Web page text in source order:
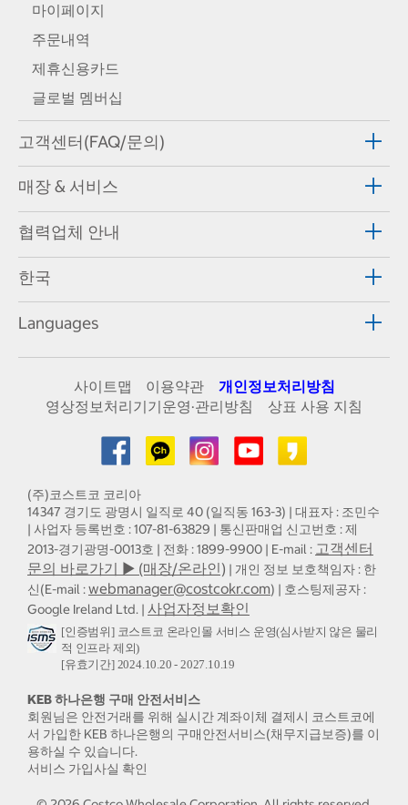
마이페이지
주문내역
제휴신용카드
글로벌 멤버십
고객센터(FAQ/문의)
매장 & 서비스
협력업체 안내
한국
Languages
사이트맵 이용약관
개인정보처리방침
영상정보처리기기운영·관리방침
상표 사용 지침
(주)코스트코 코리아
14347 경기도 광명시 일직로 40 (일직동 163-3) | 대표자 : 조민수
| 사업자 등록번호 : 107-81-63829 | 통신판매업 신고번호 : 제
2013-경기광명-0013호 | 전화 : 1899-9900 | E-mail : 고객센터
문의 바로가기 ▶ (매장/온라인) | 개인 정보 보호책임자 : 한
신(E-mail :webmanager@costcokr.com) | 호스팅제공자 :
Google Ireland Ltd. | 사업자정보확인
[인증범위] 코스트코 온라인몰 서비스 운영(심사받지 않은 물리
적 인프라 제외)
[유효기간] 2024.10.20 - 2027.10.19
KEB 하나은행 구매 안전서비스
회원님은 안전거래를 위해 실시간 계좌이체 결제시 코스트코에
서 가입한 KEB 하나은행의 구매안전서비스(채무지급보증)를 이
용하실 수 있습니다.
서비스 가입사실 확인